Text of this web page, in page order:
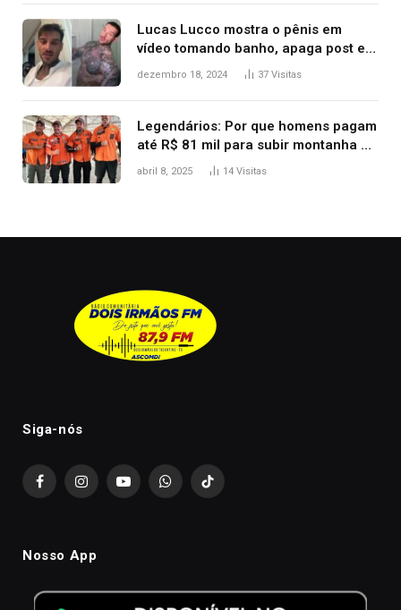
Lucas Lucco mostra o pênis em
vídeo tomando banho, apaga post e
diz ‘foi mal’
dezembro 18, 2024 37 Visitas
Legendários: Por que homens pagam
até R$ 81 mil para subir montanha e
melhorar casamento?
abril 8, 2025 14 Visitas
Siga-nós
FacebookInstagramYouTubeWhatsAppTikTok
Nosso App